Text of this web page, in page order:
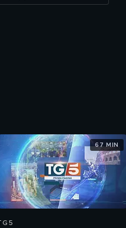
67 MIN